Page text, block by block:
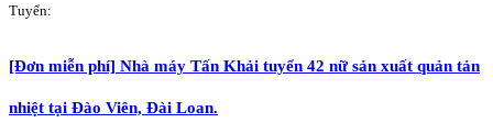
Tuyển:
[Đơn miễn phí] Nhà máy Tấn Khải tuyển 42 nữ sản xuất quản tản
nhiệt tại Đào Viên, Đài Loan.